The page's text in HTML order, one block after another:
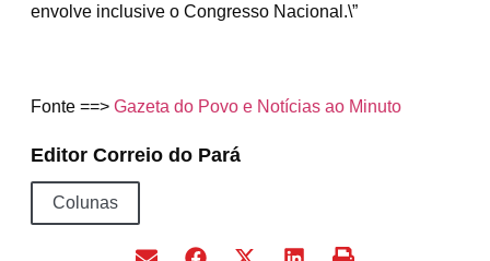
envolve inclusive o Congresso Nacional.\”
Fonte ==> Gazeta do Povo e Notícias ao Minuto
Editor Correio do Pará
Colunas